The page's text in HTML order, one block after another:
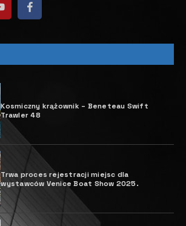
Kosmiczny krążownik – Beneteau Swift
Trawler 48
Trwa proces rejestracji miejsc dla
wystawców Venice Boat Show 2025.